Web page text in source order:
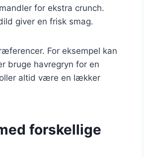
for ekstra crunch.
giver en frisk smag.
For eksempel kan
bruge havregryn for en
altid være en lækker
forskellige